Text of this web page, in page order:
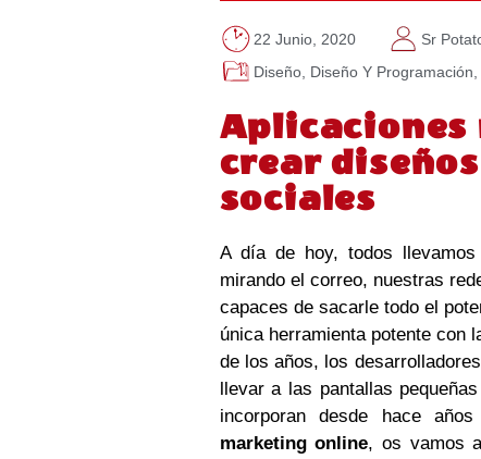
22 Junio, 2020
Sr
Diseño, Diseño Y Programación
Aplicaciones
crear
sociales
A día de hoy, todos
mirando el correo, nuestras
capaces de sacarle todo el
única herramienta potente con
de los años, los
llevar a las pantallas
incorporan desde hace
marketing online, os vamos